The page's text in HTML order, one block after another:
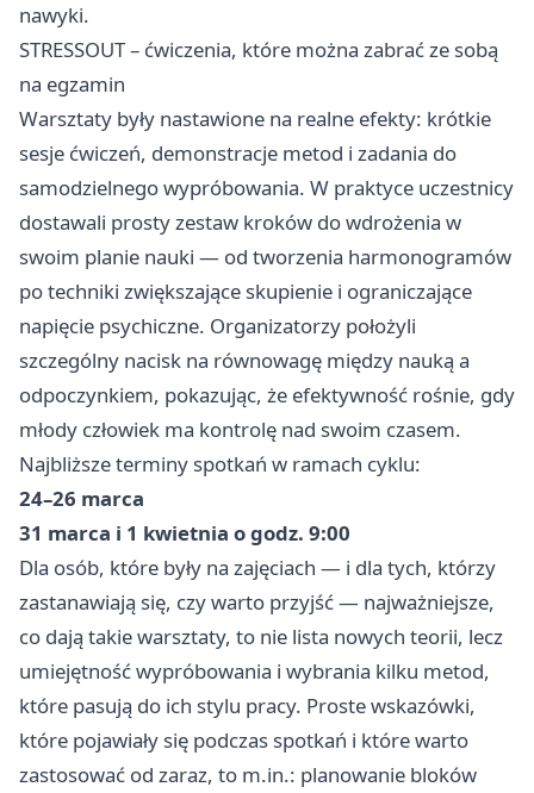
nawyki.
STRESSOUT – ćwiczenia, które można zabrać ze sobą
na egzamin
Warsztaty były nastawione na realne efekty: krótkie
sesje ćwiczeń, demonstracje metod i zadania do
samodzielnego wypróbowania. W praktyce uczestnicy
dostawali prosty zestaw kroków do wdrożenia w
swoim planie nauki — od tworzenia harmonogramów
po techniki zwiększające skupienie i ograniczające
napięcie psychiczne. Organizatorzy położyli
szczególny nacisk na równowagę między nauką a
odpoczynkiem, pokazując, że efektywność rośnie, gdy
młody człowiek ma kontrolę nad swoim czasem.
Najbliższe terminy spotkań w ramach cyklu:
24–26 marca
31 marca i 1 kwietnia o godz. 9:00
Dla osób, które były na zajęciach — i dla tych, którzy
zastanawiają się, czy warto przyjść — najważniejsze,
co dają takie warsztaty, to nie lista nowych teorii, lecz
umiejętność wypróbowania i wybrania kilku metod,
które pasują do ich stylu pracy. Proste wskazówki,
które pojawiały się podczas spotkań i które warto
zastosować od zaraz, to m.in.: planowanie bloków